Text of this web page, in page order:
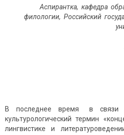
Аспирантка, кафедра о
филологии, Российский
В последнее время в
культурологический термин
лингвистике и